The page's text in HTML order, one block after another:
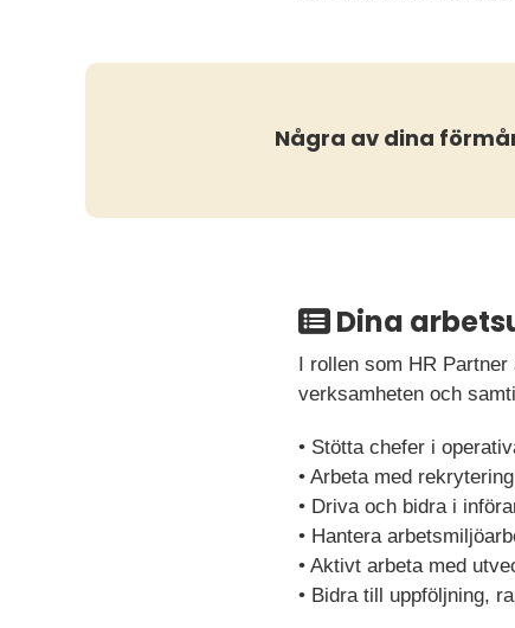
Några av dina
Dina
I rollen som HR
verksamheten och
• Stötta chefer i
• Arbeta med
• Driva och bidra i
• Hantera
• Aktivt arbeta med
• Bidra till uppföljning,